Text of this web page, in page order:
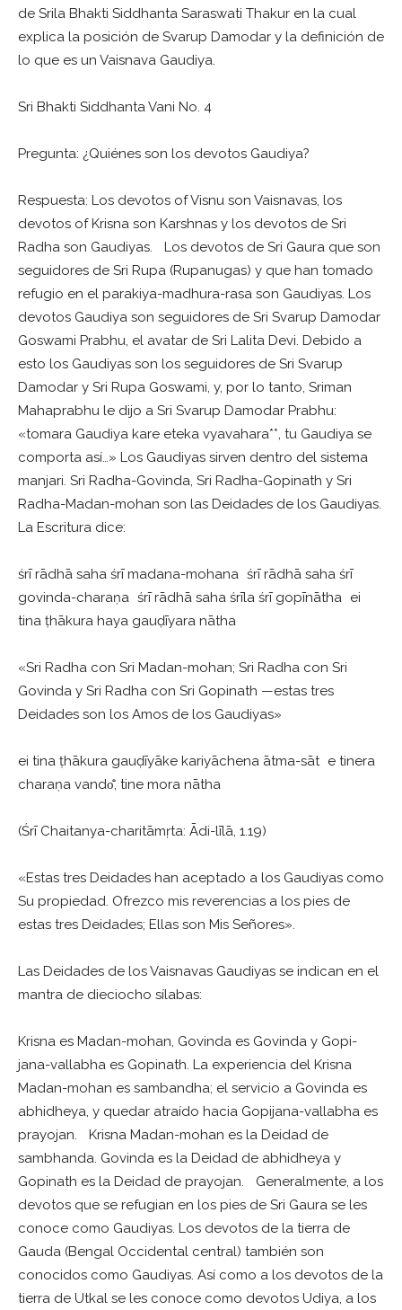
de Srila Bhakti Siddhanta Saraswati Thakur en la cual
explica la posición de Svarup Damodar y la definición de
lo que es un Vaisnava Gaudiya.
Sri Bhakti Siddhanta Vani No. 4
Pregunta: ¿Quiénes son los devotos Gaudiya?
Respuesta: Los devotos of Visnu son Vaisnavas, los
devotos of Krisna son Karshnas y los devotos de Sri
Radha son Gaudiyas. Los devotos de Sri Gaura que son
seguidores de Sri Rupa (Rupanugas) y que han tomado
refugio en el parakiya-madhura-rasa son Gaudiyas. Los
devotos Gaudiya son seguidores de Sri Svarup Damodar
Goswami Prabhu, el avatar de Sri Lalita Devi. Debido a
esto los Gaudiyas son los seguidores de Sri Svarup
Damodar y Sri Rupa Goswami, y, por lo tanto, Sriman
Mahaprabhu le dijo a Sri Svarup Damodar Prabhu:
«tomara Gaudiya kare eteka vyavahara**, tu Gaudiya se
comporta así…» Los Gaudiyas sirven dentro del sistema
manjari. Sri Radha-Govinda, Sri Radha-Gopinath y Sri
Radha-Madan-mohan son las Deidades de los Gaudiyas.
La Escritura dice:
śrī rādhā saha śrī madana-mohana śrī rādhā saha śrī
govinda-charaṇa śrī rādhā saha śrīla śrī gopīnātha ei
tina ṭhākura haya gauḍīyara nātha
«Sri Radha con Sri Madan-mohan; Sri Radha con Sri
Govinda y Sri Radha con Sri Gopinath —estas tres
Deidades son los Amos de los Gaudiyas»
ei tina ṭhākura gauḍīyāke kariyāchena ātma-sāt e tinera
charaṇa vando̐, tine mora nātha
(Śrī Chaitanya-charitāmṛta: Ādi-līlā, 1.19)
«Estas tres Deidades han aceptado a los Gaudiyas como
Su propiedad. Ofrezco mis reverencias a los pies de
estas tres Deidades; Ellas son Mis Señores».
Las Deidades de los Vaisnavas Gaudiyas se indican en el
mantra de dieciocho sílabas:
Krisna es Madan-mohan, Govinda es Govinda y Gopi-
jana-vallabha es Gopinath. La experiencia del Krisna
Madan-mohan es sambandha; el servicio a Govinda es
abhidheya, y quedar atraído hacia Gopijana-vallabha es
prayojan. Krisna Madan-mohan es la Deidad de
sambhanda. Govinda es la Deidad de abhidheya y
Gopinath es la Deidad de prayojan. Generalmente, a los
devotos que se refugian en los pies de Sri Gaura se les
conoce como Gaudiyas. Los devotos de la tierra de
Gauda (Bengal Occidental central) también son
conocidos como Gaudiyas. Así como a los devotos de la
tierra de Utkal se les conoce como devotos Udiya, a los